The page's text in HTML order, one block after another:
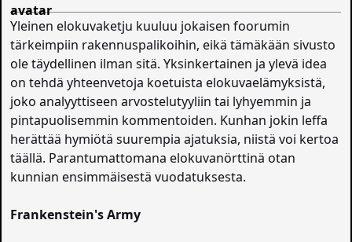
Yleinen elokuvaketju kuuluu jokaisen foorumin
tärkeimpiin rakennuspalikoihin, eikä tämäkään sivusto
ole täydellinen ilman sitä. Yksinkertainen ja ylevä idea
on tehdä yhteenvetoja koetuista elokuvaelämyksistä,
joko analyyttiseen arvostelutyyliin tai lyhyemmin ja
pintapuolisemmin kommentoiden. Kunhan jokin leffa
herättää hymiötä suurempia ajatuksia, niistä voi kertoa
täällä. Parantumattomana elokuvanörttinä otan
kunnian ensimmäisestä vuodatuksesta.
Frankenstein's Army